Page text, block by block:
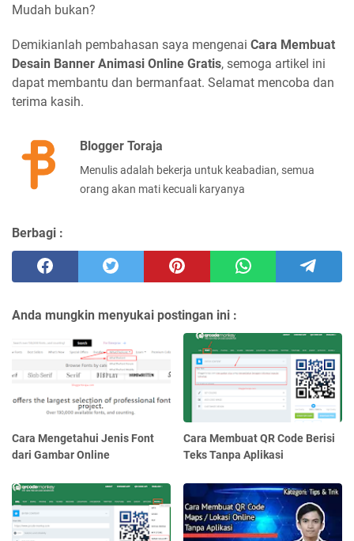
Mudah bukan?
Demikianlah pembahasan saya mengenai Cara Membuat
Desain Banner Animasi Online Gratis, semoga artikel ini
dapat membantu dan bermanfaat. Selamat mencoba dan
terima kasih.
Blogger Toraja
Menulis adalah bekerja untuk keabadian, semua
orang akan mati kecuali karyanya
Berbagi :
Anda mungkin menyukai postingan ini :
Cara Mengetahui Jenis Font
dari Gambar Online
Cara Membuat QR Code Berisi
Teks Tanpa Aplikasi